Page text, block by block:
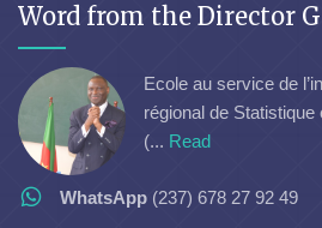
Word from the Director
Ecole au service de
régional de Statistique
(... Read
WhatsApp (237) 678 27 92 49